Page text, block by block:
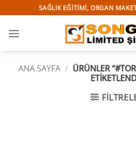
atla
SAĞLIK EĞITIMI, ORGAN
ANA SAYFA / ÜRÜNLER